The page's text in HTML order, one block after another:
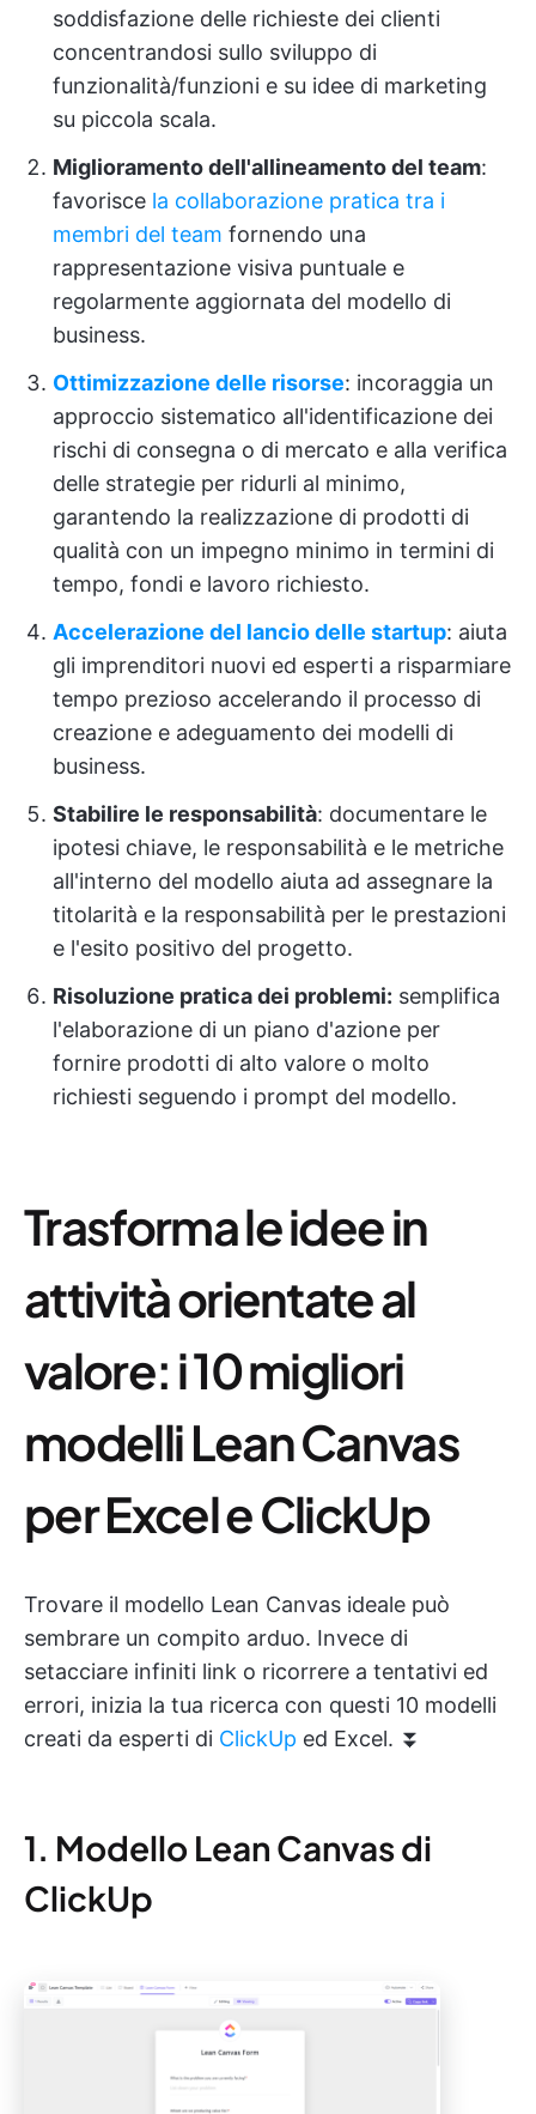
soddisfazione delle richieste dei clienti
concentrandosi sullo sviluppo di
funzionalità/funzioni e su idee di marketing
su piccola scala.
Miglioramento dell'allineamento del team:
favorisce la collaborazione pratica tra i
membri del team fornendo una
rappresentazione visiva puntuale e
regolarmente aggiornata del modello di
business.
Ottimizzazione delle risorse: incoraggia un
approccio sistematico all'identificazione dei
rischi di consegna o di mercato e alla verifica
delle strategie per ridurli al minimo,
garantendo la realizzazione di prodotti di
qualità con un impegno minimo in termini di
tempo, fondi e lavoro richiesto.
Accelerazione del lancio delle startup: aiuta
gli imprenditori nuovi ed esperti a risparmiare
tempo prezioso accelerando il processo di
creazione e adeguamento dei modelli di
business.
Stabilire le responsabilità: documentare le
ipotesi chiave, le responsabilità e le metriche
all'interno del modello aiuta ad assegnare la
titolarità e la responsabilità per le prestazioni
e l'esito positivo del progetto.
Risoluzione pratica dei problemi: semplifica
l'elaborazione di un piano d'azione per
fornire prodotti di alto valore o molto
richiesti seguendo i prompt del modello.
Trasforma le idee in
attività orientate al
valore: i 10 migliori
modelli Lean Canvas
per Excel e ClickUp
Trovare il modello Lean Canvas ideale può
sembrare un compito arduo. Invece di
setacciare infiniti link o ricorrere a tentativi ed
errori, inizia la tua ricerca con questi 10 modelli
creati da esperti di ClickUp ed Excel. ⏬
1. Modello Lean Canvas di
ClickUp